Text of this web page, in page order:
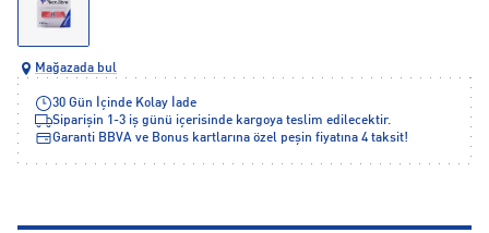
Mağazada bul
30 Gün İçinde Kolay İade
Siparişin 1-3 iş günü içerisinde kargoya teslim edilecektir.
Garanti BBVA ve Bonus kartlarına özel peşin fiyatına 4 taksit!